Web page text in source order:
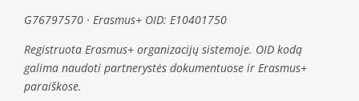
G76797570 · Erasmus+ OID: E10401750
Registruota Erasmus+ organizacijų sistemoje. OID kodą
galima naudoti partnerystės dokumentuose ir Erasmus+
paraiškose.